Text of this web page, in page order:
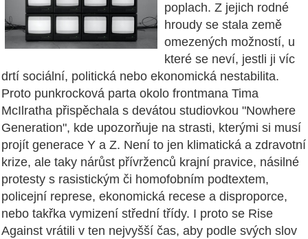
poplach. Z jejich rodné
hroudy se stala země
omezených možností, u
které se neví, jestli ji víc
drtí sociální, politická nebo ekonomická nestabilita.
Proto punkrocková parta okolo frontmana Tima
McIlratha přispěchala s devátou studiovkou "Nowhere
Generation", kde upozorňuje na strasti, kterými si musí
projít generace Y a Z. Není to jen klimatická a zdravotní
krize, ale taky nárůst přívrženců krajní pravice, násilné
protesty s rasistickým či homofobním podtextem,
policejní represe, ekonomická recese a disproporce,
nebo takřka vymizení střední třídy. I proto se Rise
Against vrátili v ten nejvyšší čas, aby podle svých slov